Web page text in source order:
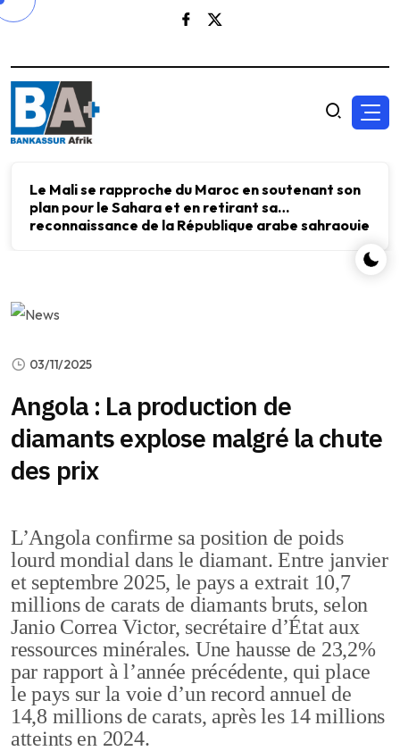
Le Mali se rapproche du Maroc en soutenant son
plan pour le Sahara et en retirant sa
reconnaissance de la République arabe sahraouie
03/11/2025
Angola : La production de
diamants explose malgré la chute
des prix
L’Angola confirme sa position de poids
lourd mondial dans le diamant. Entre janvier
et septembre 2025, le pays a extrait 10,7
millions de carats de diamants bruts, selon
Janio Correa Victor, secrétaire d’État aux
ressources minérales. Une hausse de 23,2%
par rapport à l’année précédente, qui place
le pays sur la voie d’un record annuel de
14,8 millions de carats, après les 14 millions
atteints en 2024.